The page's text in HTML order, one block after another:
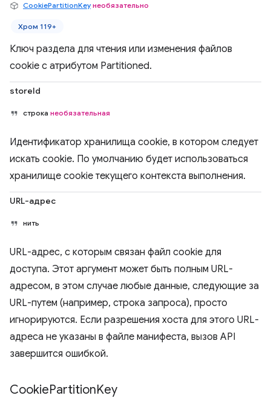
CookiePartitionKey необязательно
Хром 119+
Ключ раздела для чтения или изменения файлов
cookie с атрибутом Partitioned.
storeId
строка необязательная
Идентификатор хранилища cookie, в котором следует
искать cookie. По умолчанию будет использоваться
хранилище cookie текущего контекста выполнения.
URL-адрес
нить
URL-адрес, с которым связан файл cookie для
доступа. Этот аргумент может быть полным URL-
адресом, в этом случае любые данные, следующие за
URL-путем (например, строка запроса), просто
игнорируются. Если разрешения хоста для этого URL-
адреса не указаны в файле манифеста, вызов API
завершится ошибкой.
CookiePartitionKey